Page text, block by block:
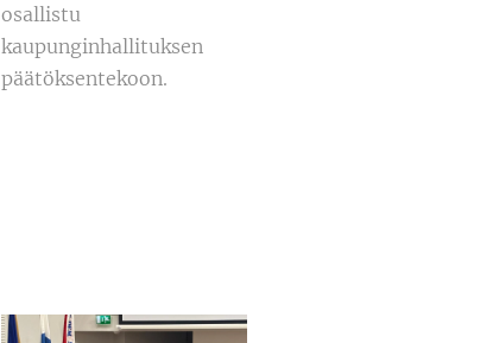
osallistu
kaupunginhallituksen
päätöksentekoon.